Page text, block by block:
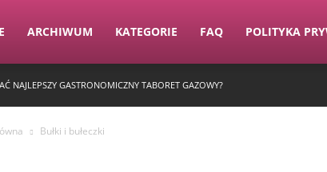
ARCHIWUM KATEGORIE FAQ POLITYKA
NAJLEPSZY GASTRONOMICZNY TABORET GAZOWY?
Bułki i bułeczki